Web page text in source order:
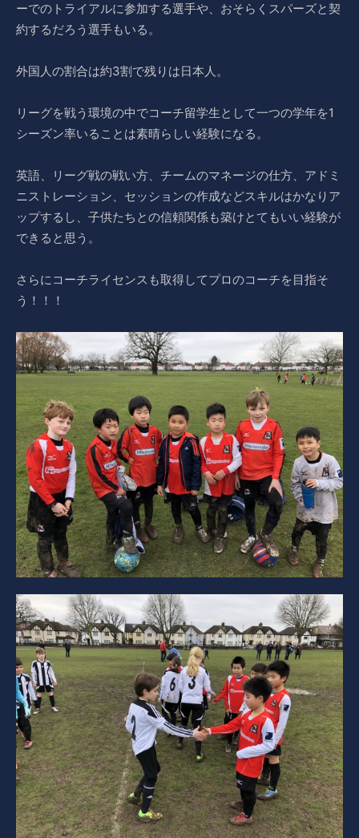
ーでのトライアルに参加する選手や、おそらくスパーズと契
約するだろう選手もいる。
外国人の割合は約3割で残りは日本人。
リーグを戦う環境の中でコーチ留学生として一つの学年を1
シーズン率いることは素晴らしい経験になる。
英語、リーグ戦の戦い方、チームのマネージの仕方、アドミ
ニストレーション、セッションの作成などスキルはかなりア
ップするし、子供たちとの信頼関係も築けとてもいい経験が
できると思う。
さらにコーチライセンスも取得してプロのコーチを目指そ
う！！！